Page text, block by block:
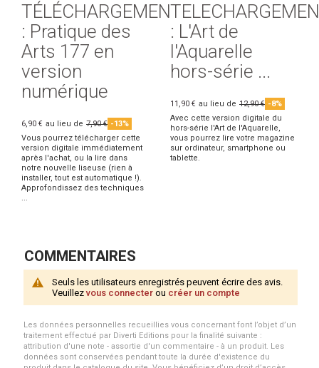
TÉLÉCHARGEMENT
: Pratique des
Arts 177 en
version
numérique
6,90 € au lieu de 7,90 € -13%
Vous pourrez télécharger cette
version digitale immédiatement
après l'achat, ou la lire dans
notre nouvelle liseuse (rien à
installer, tout est automatique !).
Approfondissez des techniques
...
: L'Art de
l'Aquarelle
hors-série ...
11,90 € au lieu de 12,90 € -8%
Avec cette version digitale du
hors-série l'Art de l'Aquarelle,
vous pourrez lire votre magazine
sur ordinateur, smartphone ou
tablette.
COMMENTAIRES
Seuls les utilisateurs enregistrés peuvent écrire des avis.
Veuillezvous connecter ou créer un compte
Les données personnelles recueillies vous concernant font l’objet d’un
traitement effectué par Diverti Editions pour la finalité suivante :
attribution d'une note - assortie d'un commentaire - à un produit. Les
données sont conservées pendant toute la durée d'existence du